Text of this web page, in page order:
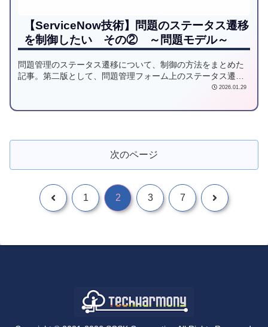
【ServiceNow技術】問題のステータス遷移
を制御したい その② ～問題モデル～
問題管理のステータス遷移について、制御の方法をまとめた
記事。第二版として、問題管理フォーム上のステータス遷移
2026.01.29
次のページ
1 2 3 7